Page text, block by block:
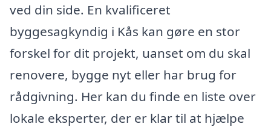
ved din side. En kvalificeret
byggesagkyndig i Kås kan gøre en stor
forskel for dit projekt, uanset om du skal
renovere, bygge nyt eller har brug for
rådgivning. Her kan du finde en liste over
lokale eksperter, der er klar til at hjælpe